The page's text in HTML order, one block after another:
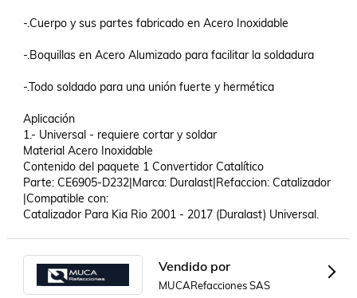
-.Cuerpo y sus partes fabricado en Acero Inoxidable
-.Boquillas en Acero Alumizado para facilitar la soldadura
-.Todo soldado para una unión fuerte y hermética
Aplicación
1.- Universal - requiere cortar y soldar
Material Acero Inoxidable
Contenido del paquete 1 Convertidor Catalítico
Parte: CE6905-D232|Marca: Duralast|Refaccion: Catalizador
|Compatible con:
Catalizador Para Kia Rio 2001 - 2017 (Duralast) Universal.
Vendido por
MUCARefacciones SAS